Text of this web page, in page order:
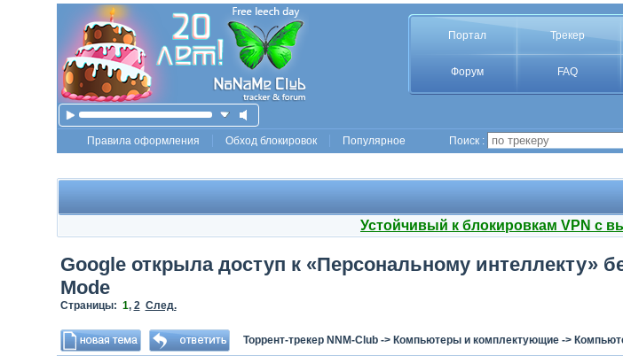
Портал Трекер
Форум FAQ
Правила оформления Обход блокировок Популярное Поиск :
Устойчивый к блокировкам VPN с
Google открыла доступ к «Персональному интеллекту»
Mode
Страницы: 1, 2 След.
Торрент-трекер NNM-Club-> Компьютеры и комплектующие->